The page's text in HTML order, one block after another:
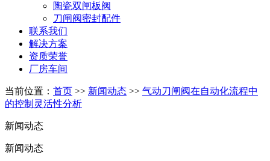
陶瓷双闸板阀
刀闸阀密封配件
联系我们
解决方案
资质荣誉
厂房车间
当前位置： 首页 >> 新闻动态 >> 气动刀闸阀在自动化流程中
的控制灵活性分析
新闻动态
新闻动态